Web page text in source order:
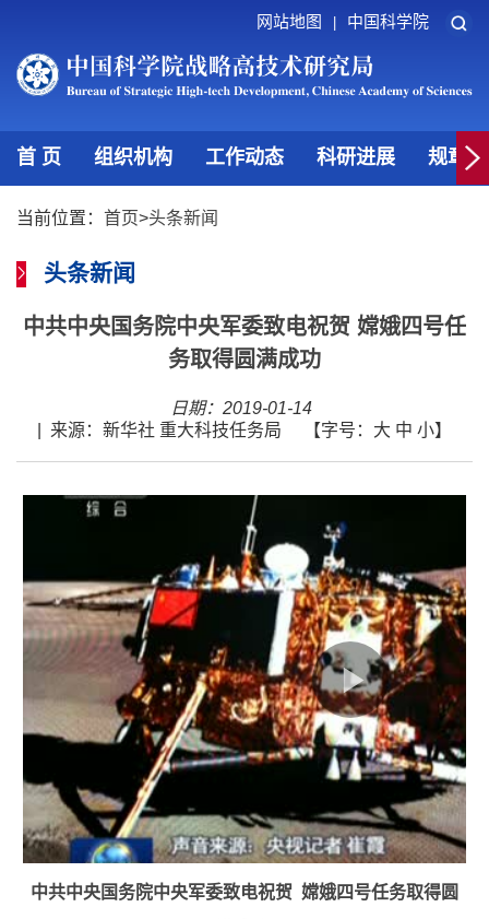
网站地图 中国科学院
首 页 组织机构 工作动态 科研进展 规章
当前位置： 首页>头条新闻
头条新闻
中共中央国务院中央军委致电祝贺 嫦娥四号任
务取得圆满成功
日期：2019-01-14
来源：新华社 重大科技任务局 【字号： 大 中 小】
中共中央国务院中央军委致电祝贺 嫦娥四号任务取得圆